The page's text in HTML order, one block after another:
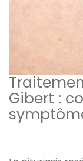
Gibert :